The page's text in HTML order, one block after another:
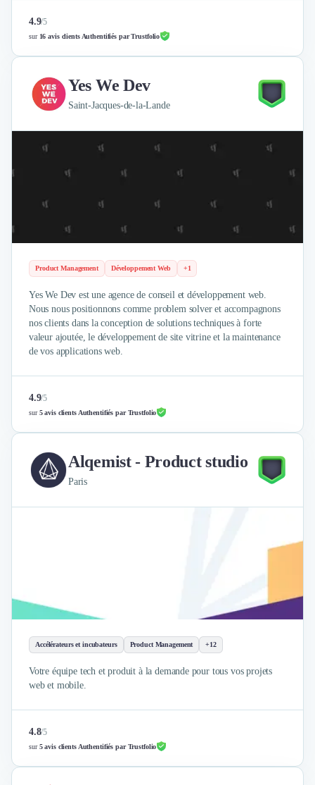
4.9/5
sur 16 avis clients Authentifiés par Trustfolio
Yes We Dev
Saint-Jacques-de-la-Lande
Product Management Développement Web +1
Yes We Dev est une agence de conseil et développement web.
Nous nous positionnons comme problem solver et accompagnons
nos clients dans la conception de solutions techniques à forte
valeur ajoutée, le développement de site vitrine et la maintenance
de vos applications web.
4.9/5
sur5 avis clients Authentifiés par Trustfolio
Alqemist - Product studio
Paris
Accélérateurs et incubateurs Product Management +12
Votre équipe tech et produit à la demande pour tous vos projets
web et mobile.
4.8/5
sur5 avis clients Authentifiés par Trustfolio